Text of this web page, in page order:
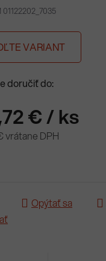
01122202_7035
VARIANT
doručiť do:
€/ ks
vrátane DPH
Opýtať sa